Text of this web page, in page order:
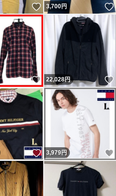
いいね！
3,700円
いいね！
22,028円
いいね！
3,979円